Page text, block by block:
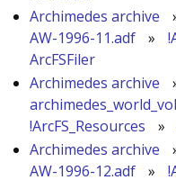
Archimedes archive
AW-1996-11.adf
»
ArcFSFiler
Archimedes archive
!ArcFS_Resources
»
Archimedes archive
AW-1996-12.adf
»